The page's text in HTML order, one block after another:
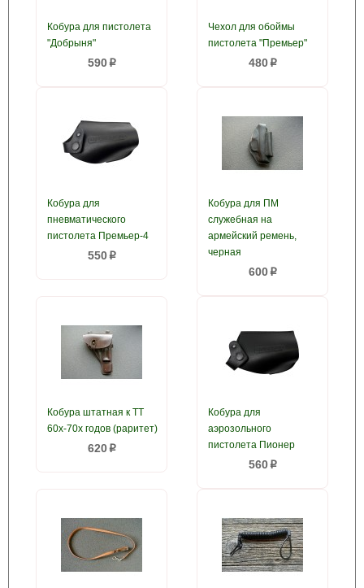
Кобура для пистолета
"Добрыня"
590p
Чехол для обоймы
пистолета "Премьер"
480p
Кобура для
пневматического
пистолета Премьер-4
550p
Кобура для ПМ
служебная на
армейский ремень,
черная
600p
Кобура штатная к ТТ
60х-70х годов (раритет)
620p
Кобура для
аэрозольного
пистолета Пионер
560p